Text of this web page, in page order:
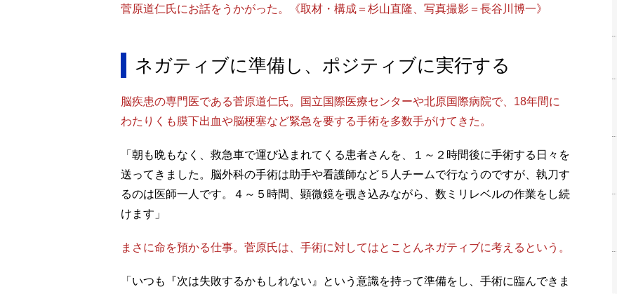
菅原道仁氏にお話をうかがった。《取材・構成＝杉山直隆、写真撮影＝長谷川博一》
ネガティブに準備し、ポジティブに実行する
脳疾患の専門医である菅原道仁氏。国立国際医療センターや北原国際病院で、18年間に
わたりくも膜下出血や脳梗塞など緊急を要する手術を多数手がけてきた。
「朝も晩もなく、救急車で運び込まれてくる患者さんを、１～２時間後に手術する日々を
送ってきました。脳外科の手術は助手や看護師など５人チームで行なうのですが、執刀す
るのは医師一人です。４～５時間、顕微鏡を覗き込みながら、数ミリレベルの作業をし続
けます」
まさに命を預かる仕事。菅原氏は、手術に対してはとことんネガティブに考えるという。
「いつも『次は失敗するかもしれない』という意識を持って準備をし、手術に臨んできま